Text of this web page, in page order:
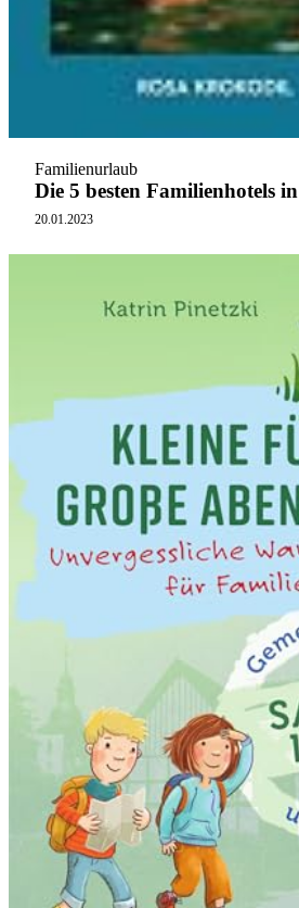
Familienurlaub
Die 5 besten Familienhotels
20.01.2023